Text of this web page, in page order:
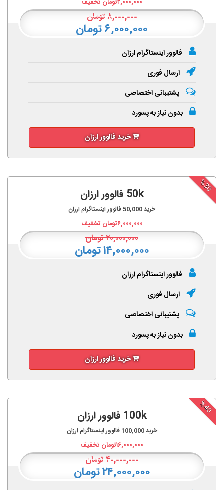
۲,۰۰۰,۰۰۰تومان تخفیف
۸,۰۰۰,۰۰۰تومان
۶,۰۰۰,۰۰۰ تومان
فالوور اینستاگرام ارزان
ارسال فوری
پشتیبانی اختصاصی
بدون نیاز به پسورد
خرید فالوور ارزان
%30
50k فالوور ارزان
خرید50,000فالوور اینستاگرام ارزان
۶,۰۰۰,۰۰۰تومان تخفیف
۲۰,۰۰۰,۰۰۰تومان
۱۴,۰۰۰,۰۰۰ تومان
فالوور اینستاگرام ارزان
ارسال فوری
پشتیبانی اختصاصی
بدون نیاز به پسورد
خرید فالوور ارزان
%40
100k فالوور ارزان
خرید100,000 فالوور اینستاگرام ارزان
۱۶,۰۰۰,۰۰۰تومان تخفیف
۴۰,۰۰۰,۰۰۰تومان
۲۴,۰۰۰,۰۰۰ تومان